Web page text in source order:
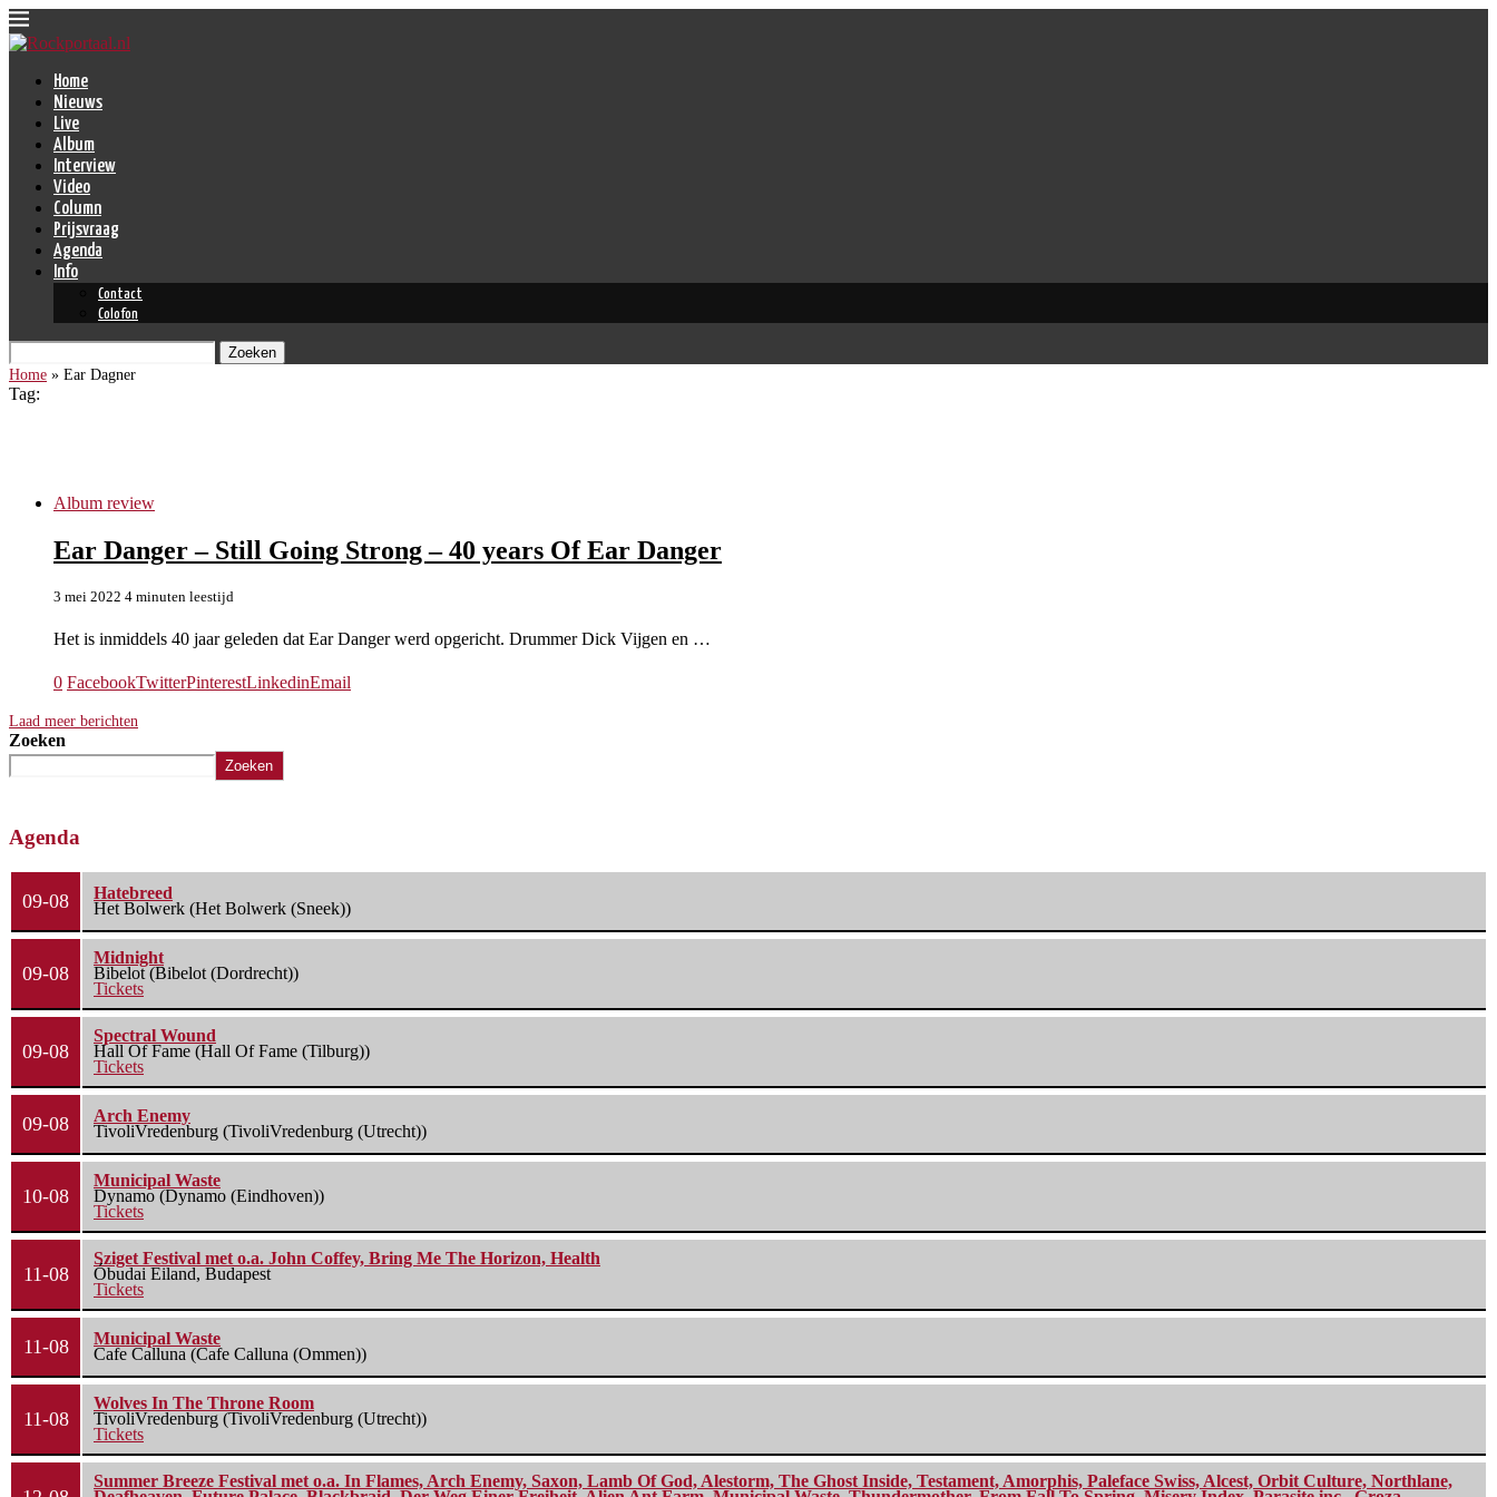
Home
Nieuws
Live
Album
Interview
Video
Column
Prijsvraag
Agenda
Info
Contact
Colofon
Zoeken
Home » Ear Dagner
Tag:
Album review
Ear Danger – Still Going Strong – 40 years Of Ear Danger
3 mei 2022 4 minuten leestijd
Het is inmiddels 40 jaar geleden dat Ear Danger werd opgericht. Drummer Dick Vijgen en …
0 FacebookTwitterPinterestLinkedinEmail
Laad meer berichten
Zoeken
Zoeken
Agenda
09-08
Hatebreed
Het Bolwerk (Het Bolwerk (Sneek))
09-08
Midnight
Bibelot (Bibelot (Dordrecht))
Tickets
09-08
Spectral Wound
Hall Of Fame (Hall Of Fame (Tilburg))
Tickets
09-08
Arch Enemy
TivoliVredenburg (TivoliVredenburg (Utrecht))
10-08
Municipal Waste
Dynamo (Dynamo (Eindhoven))
Tickets
11-08
Sziget Festival met o.a. John Coffey, Bring Me The Horizon, Health
Óbudai Eiland, Budapest
Tickets
11-08
Municipal Waste
Cafe Calluna (Cafe Calluna (Ommen))
11-08
Wolves In The Throne Room
TivoliVredenburg (TivoliVredenburg (Utrecht))
Tickets
Summer Breeze Festival met o.a. In Flames, Arch Enemy, Saxon, Lamb Of God, Alestorm, The Ghost Inside, Testament, Amorphis, Paleface Swiss, Alcest, Orbit Culture, Northlane,